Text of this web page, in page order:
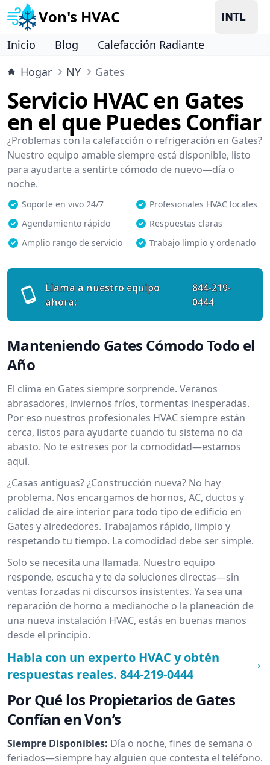
Von's HVAC
Inicio Blog
Calefacción Radiante
Hogar
NY Gates
Servicio HVAC en Gates
en el que Puedes Confiar
¿Problemas con la calefacción o refrigeración en Gates?
Nuestro equipo amable siempre está disponible, listo
para ayudarte a sentirte cómodo de nuevo—día o
noche.
Soporte en vivo 24/7
Profesionales HVAC locales
Agendamiento rápido
Respuestas claras
Amplio rango de servicio
Trabajo limpio y ordenado
Llama a nuestro equipo
ahora:
844-219-
0444
Manteniendo Gates Cómodo Todo el
Año
El clima en Gates siempre sorprende. Veranos
abrasadores, inviernos fríos, tormentas inesperadas.
Por eso nuestros profesionales HVAC siempre están
cerca, listos para ayudarte cuando tu sistema no da
abasto. No te estreses por la comodidad—estamos
aquí.
¿Casas antiguas? ¿Construcción nueva? No hay
problema. Nos encargamos de hornos, AC, ductos y
calidad de aire interior para todo tipo de edificio en
Gates y alrededores. Trabajamos rápido, limpio y
respetando tu tiempo. La comodidad debe ser simple.
Solo se necesita una llamada. Nuestro equipo
responde, escucha y te da soluciones directas—sin
ventas forzadas ni discursos insistentes. Ya sea una
reparación de horno a medianoche o la planeación de
una nueva instalación HVAC, estás en buenas manos
desde el principio.
Habla con un experto HVAC y obtén
respuestas reales. 844-219-0444
Por Qué los Propietarios de Gates
Confían en Von’s
Siempre Disponibles: Día o noche, fines de semana o
feriados—siempre hay alguien que contesta el teléfono.